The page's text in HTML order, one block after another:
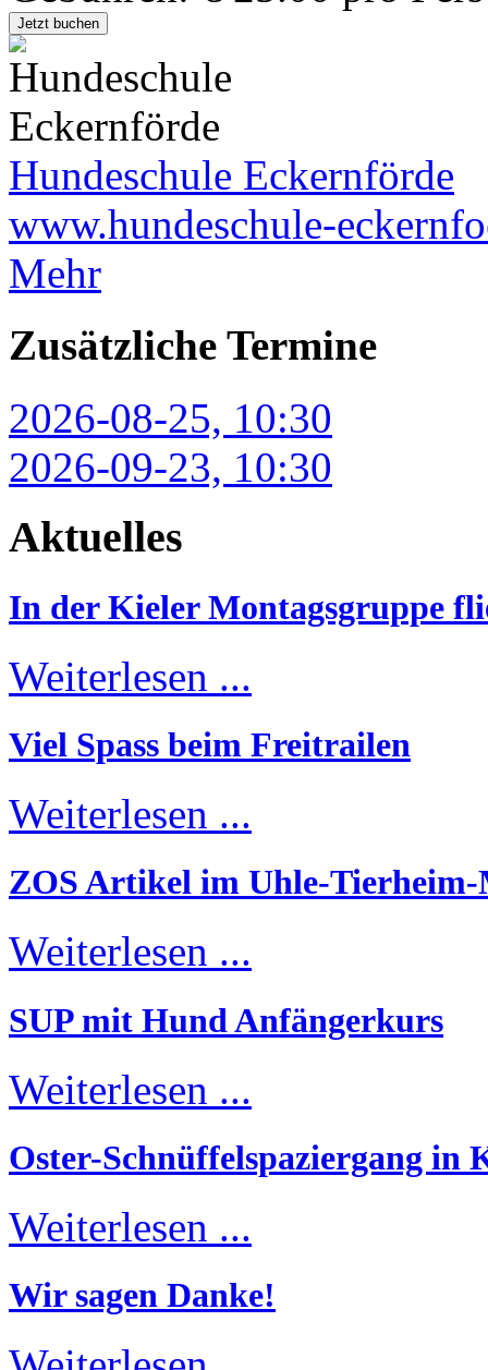
Jetzt buchen
Hundeschule Eckernförde
www.hundeschule-
Mehr
Zusätzliche Termine
2026-08-25, 10:30
2026-09-23, 10:30
Aktuelles
In der Kieler Montagsgruppe
Weiterlesen ...
Viel Spass beim Freitrailen
Weiterlesen ...
ZOS Artikel im Uhle-Tierheim-
Weiterlesen ...
SUP mit Hund Anfängerkurs
Weiterlesen ...
Oster-Schnüffelspaziergang in
Weiterlesen ...
Wir sagen Danke!